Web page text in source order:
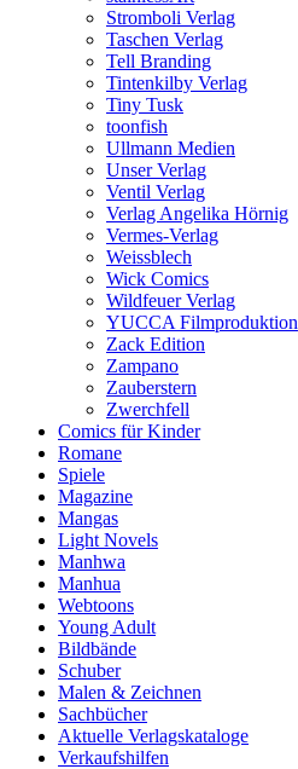
Stromboli Verlag
Taschen Verlag
Tell Branding
Tintenkilby Verlag
Tiny Tusk
toonfish
Ullmann Medien
Unser Verlag
Ventil Verlag
Verlag Angelika Hörnig
Vermes-Verlag
Weissblech
Wick Comics
Wildfeuer Verlag
YUCCA Filmproduktion
Zack Edition
Zampano
Zauberstern
Zwerchfell
Comics für Kinder
Romane
Spiele
Magazine
Mangas
Light Novels
Manhwa
Manhua
Webtoons
Young Adult
Bildbände
Schuber
Malen & Zeichnen
Sachbücher
Aktuelle Verlagskataloge
Verkaufshilfen